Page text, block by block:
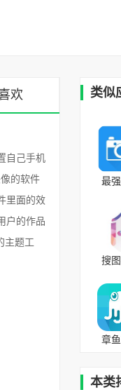
类似
最
v9.0
搜
章
新
本类
欢
自己手机
的软件
里面的效
户的作品
主题工